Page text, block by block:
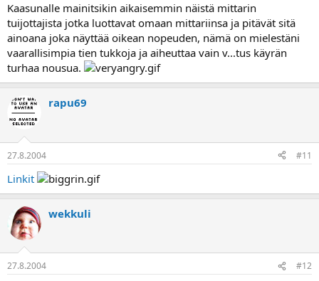
Kaasunalle mainitsikin aikaisemmin näistä mittarin
tuijottajista jotka luottavat omaan mittariinsa ja pitävät sitä
ainoana joka näyttää oikean nopeuden, nämä on mielestäni
vaarallisimpia tien tukkoja ja aiheuttaa vain v...tus käyrän
turhaa nousua.
rapu69
27.8.2004 #11
Linkit
wekkuli
27.8.2004 #12